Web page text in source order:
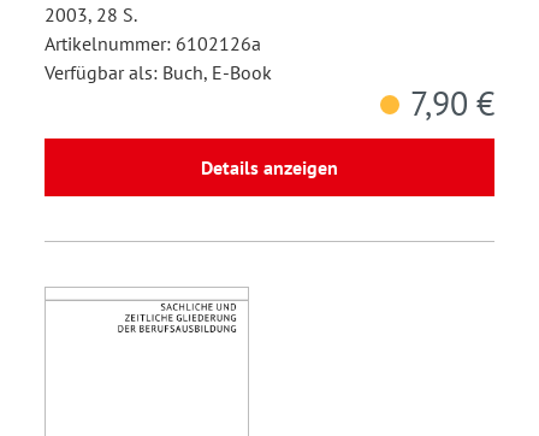
2003, 28 S.
Artikelnummer: 6102126a
Verfügbar als: Buch, E-Book
7,90 €
Details anzeigen